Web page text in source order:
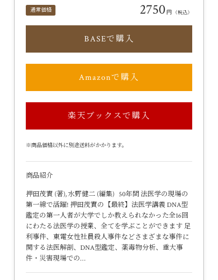
通常価格 2750 円 （税込）
BASEで購入
Amazonで購入
楽天ブックスで購入
※商品価格以外に別途送料がかかります。
商品紹介
押田茂實 (著), 水野健二 (編集) 50年間 法医学の現場の
第一線で活躍! 押田茂實の【最終】法医学講義 DNA型
鑑定の第一人者が大学でしか教えられなかった全16回
にわたる法医学の授業、全てを学ぶことができます 足
利事件、東電女性社員殺人事件などさまざまな事件に
関する法医解剖、DNA型鑑定、薬毒物分析、重大事
件・災害現場での…